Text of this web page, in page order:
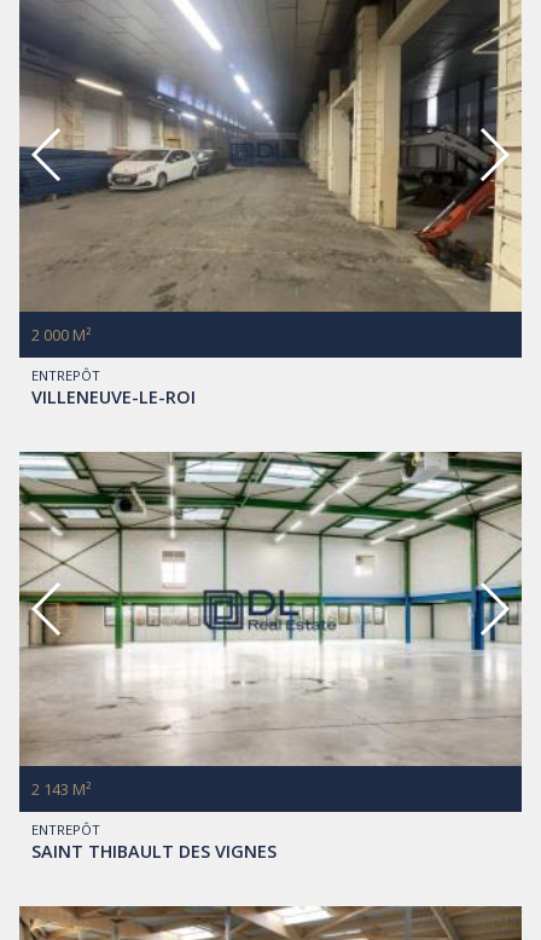
ENTREPÔT
VILLENEUVE-LE-ROI
2 000 M²
ENTREPÔT
SAINT THIBAULT DES VIGNES
2 143 M²